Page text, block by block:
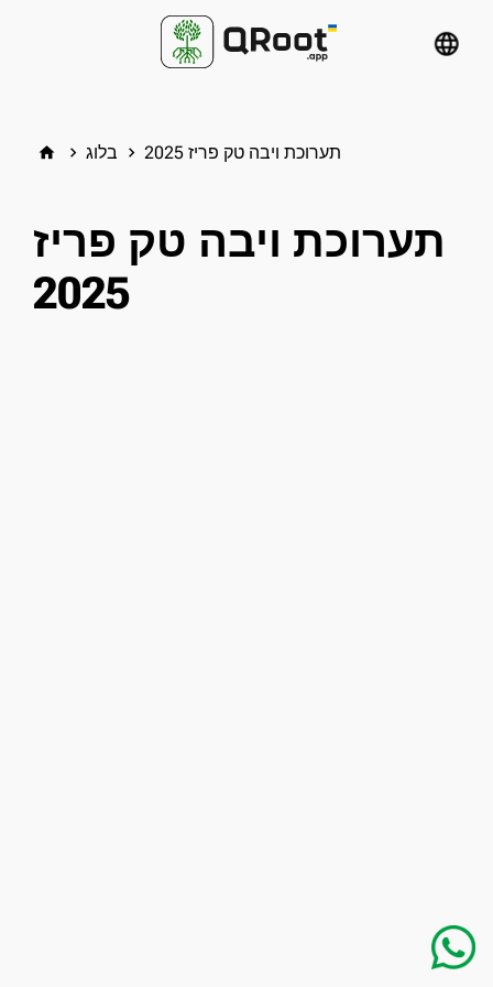
language
home keyboard_arrow_right בלוג keyboard_arrow_right תערוכת ויבה טק פריז 2025
תערוכת ויבה טק פריז
2025